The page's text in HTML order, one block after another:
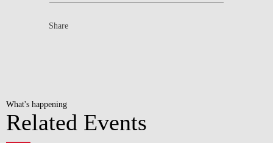
Share
What's happening
Related Events